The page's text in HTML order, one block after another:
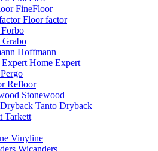
FineFloor
Floor factor
Forbo
Grabo
Hoffmann
Home Expert
Pergo
Refloor
Stonewood
Tanto Dryback
Tarkett
Vinyline
Wicanders